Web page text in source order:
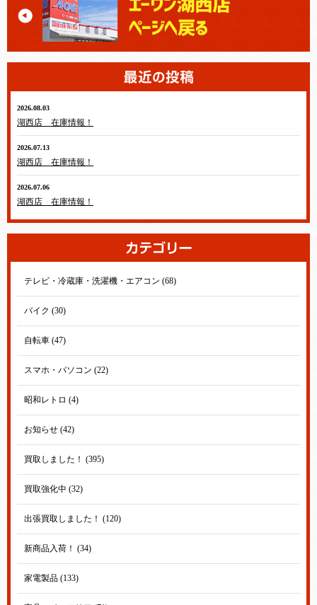
2026.08.03
湖西店 在庫情報！
2026.07.13
湖西店 在庫情報！
2026.07.06
湖西店 在庫情報！
テレビ・冷蔵庫・洗濯機・エアコン (68)
バイク (30)
自転車 (47)
スマホ・パソコン (22)
昭和レトロ (4)
お知らせ (42)
買取しました！ (395)
買取強化中 (32)
出張買取しました！ (120)
新商品入荷！ (34)
家電製品 (133)